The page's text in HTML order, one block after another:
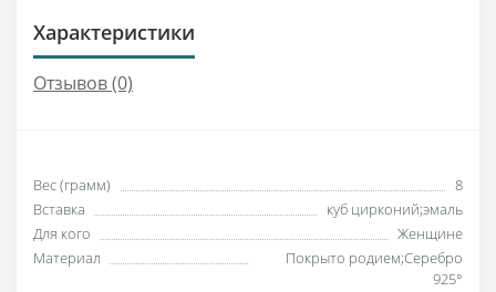
Характеристики
Отзывов (0)
Вес (грамм)
8
Вставка
куб цирконий;эмаль
Для кого
Женщине
Материал
Покрыто родием;Серебро
925°